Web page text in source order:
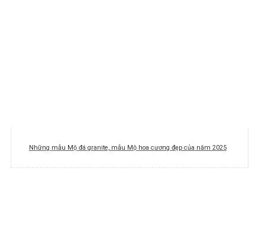
Những mẫu Mộ đá granite, mẫu Mộ hoa cương đẹp của năm 2025